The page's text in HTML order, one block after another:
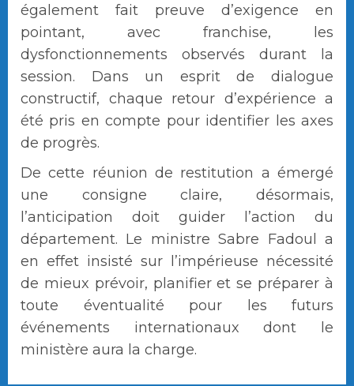
également fait preuve d’exigence en
pointant, avec franchise, les
dysfonctionnements observés durant la
session. Dans un esprit de dialogue
constructif, chaque retour d’expérience a
été pris en compte pour identifier les axes
de progrès.
De cette réunion de restitution a émergé
une consigne claire, désormais,
l’anticipation doit guider l’action du
département. Le ministre Sabre Fadoul a
en effet insisté sur l’impérieuse nécessité
de mieux prévoir, planifier et se préparer à
toute éventualité pour les futurs
événements internationaux dont le
ministère aura la charge.